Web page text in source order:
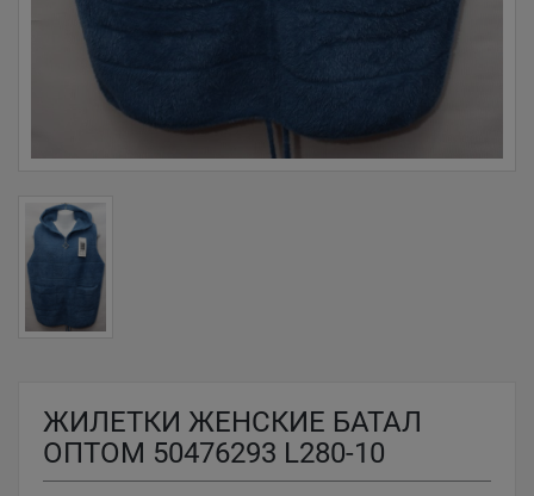
ЖИЛЕТКИ ЖЕНСКИЕ БАТАЛ
ОПТОМ 50476293 L280-10